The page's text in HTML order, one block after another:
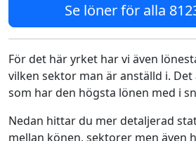
Se löner för alla
För det här yrket har vi även
vilken sektor man är anställd i. Det
som har den högsta lönen med i
Nedan hittar du mer detaljerad
mellan könen, sektorer men även